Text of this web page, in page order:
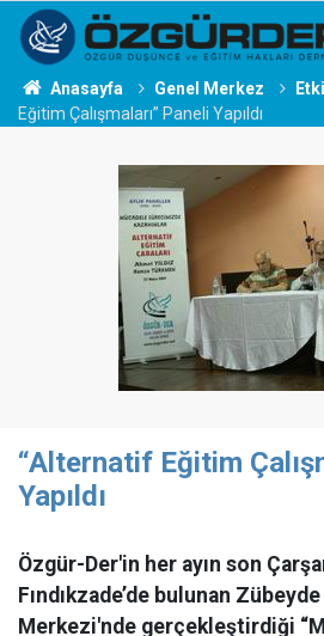
Anasayfa Genel Merkez
Eğitim Çalışmaları” Paneli Yapıldı
“Alternatif Eğitim
Yapıldı
Özgür-Der'in her ayın son
Fındıkzade’de bulunan
Merkezi'nde gerçekleştirdiği